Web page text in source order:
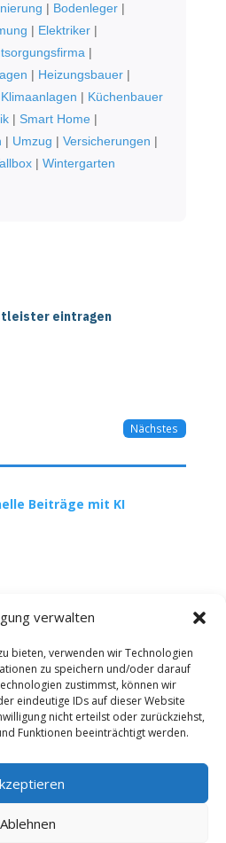
verwalten
bieten, verwenden wir Technologien
zu speichern und/oder darauf
zustimmst, können wir
eindeutige IDs auf dieser Website
nicht erteilst oder zurückziehst,
Funktionen beeinträchtigt werden.
Ablehnen
| Bodenleger|
| Elektriker|
|
| Heizungsbauer|
Klimaanlagen | Küchenbauer
| Smart Home|
| Umzug | Versicherungen |
| Wintergarten
eintragen
Nächstes
Beiträge mit KI
Datenschutz
AGB
Web24 Consulting AVO UG |
*Werbehinweis: Die ist ein
und Fachbetrieben
Wenn Sie bei den
anfordern oder etwas